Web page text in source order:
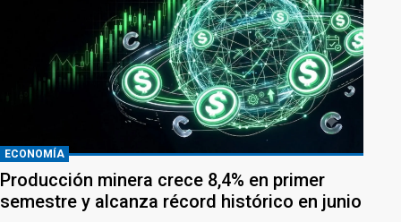
ECONOMÍA
Producción minera crece 8,4% en primer
semestre y alcanza récord histórico en junio